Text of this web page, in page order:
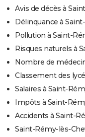
Avis de décès à
Délinquance à
Pollution à Saint-
Risques naturels à
Nombre de
Classement des
Salaires à Saint-
Impôts à Saint-
Accidents à Saint-
Saint-Rémy-lès-